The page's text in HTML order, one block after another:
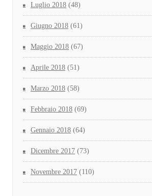
Luglio 2018 (48)
Giugno 2018 (61)
Maggio 2018 (67)
Aprile 2018 (51)
Marzo 2018 (58)
Febbraio 2018 (69)
Gennaio 2018 (64)
Dicembre 2017 (73)
Novembre 2017 (110)